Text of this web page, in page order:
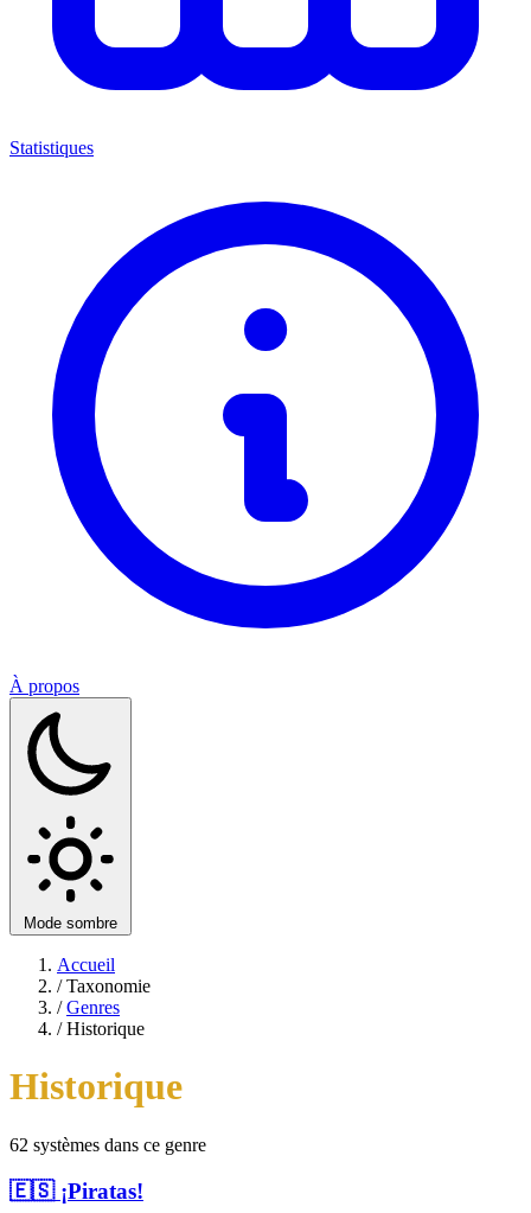
Statistiques
À propos
Mode sombre
Accueil
/ Taxonomie
/ Genres
/ Historique
Historique
62 systèmes dans ce genre
🇪🇸¡Piratas!